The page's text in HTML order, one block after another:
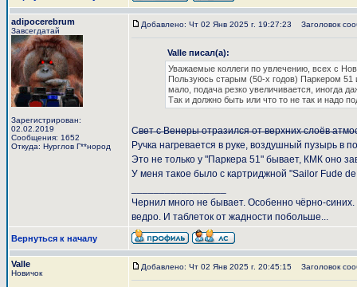
adipocerebrum
Завсегдатай
Зарегистрирован:
02.02.2019
Сообщения: 1652
Откуда: Нурглов Г**нород
Добавлено: Чт 02 Янв 2025 г. 19:27:23 Заголовок
Valle писал(а):
Уважаемые коллеги по увлечению, всех с
Пользуюсь старым (50-х годов) Паркером 51
мало, подача резко увеличивается, иногда
Так и должно быть или что то не так и надо
С̶в̶е̶т̶ ̶с̶ ̶В̶е̶н̶е̶р̶ы̶ ̶о̶т̶р̶а̶з̶и̶л̶с̶я̶ ̶о̶т̶ ̶в̶е̶р̶х̶н̶и̶х̶ ̶с̶л̶о̶ё̶в̶
Ручка нагревается в руке, воздушный пузырь в
Это не только у "Паркера 51" бывает, КМК оно
У меня такое было с картриджной "Sailor Fude
Чернил много не бывает. Особенно чёрно-
ведро. И таблеток от жадности побольше...
Вернуться к началу
Valle
Новичок
Добавлено: Чт 02 Янв 2025 г. 20:45:15 Заголовок